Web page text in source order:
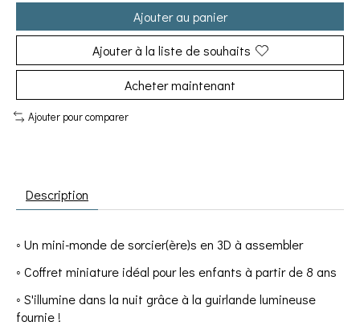
Ajouter au panier
Ajouter à la liste de souhaits
Acheter maintenant
Ajouter pour comparer
Description
◦ Un mini-monde de sorcier(ère)s en 3D à assembler
◦ Coffret miniature idéal pour les enfants à partir de 8 ans
◦ S'illumine dans la nuit grâce à la guirlande lumineuse
fournie !